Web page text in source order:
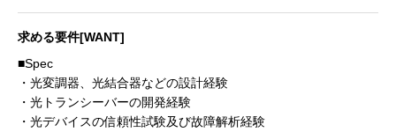
求める要件[WANT]
■Spec
・光変調器、光結合器などの設計経験
・光トランシーバーの開発経験
・光デバイスの信頼性試験及び故障解析経験